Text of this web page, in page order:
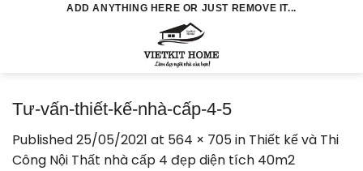
ADD ANYTHING HERE OR JUST REMOVE IT...
Tư-vấn-thiết-kế-nhà-cấp-4-5
Published25/05/2021 at 564 × 705in Thiết kế và Thi
Công Nội Thất nhà cấp 4 đẹp diện tích 40m2